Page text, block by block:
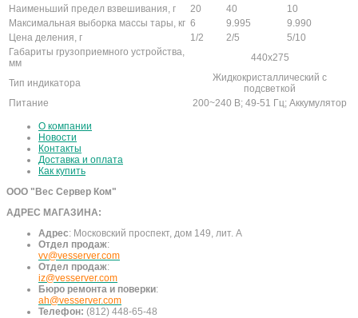
Наименьший предел взвешивания, г 20 40
10
Максимальная выборка массы тары, кг 6 9.995
9.990
Цена деления, г
1/2 2/5
5/10
Габариты грузоприемного устройства,
мм
440х275
Тип индикатора
Жидкокристаллический с
подсветкой
Питание
200~240 В; 49-51 Гц; Аккумулятор
О компании
Новости
Контакты
Доставка и оплата
Как купить
ООО "Вес Сервер Ком"
АДРЕС МАГАЗИНА:
Адрес: Московский проспект, дом 149, лит. А
Отдел продаж:
vv@vesserver.com
Отдел продаж:
iz@vesserver.com
Бюро ремонта и поверки:
ah@vesserver.com
Телефон: (812) 448-65-48